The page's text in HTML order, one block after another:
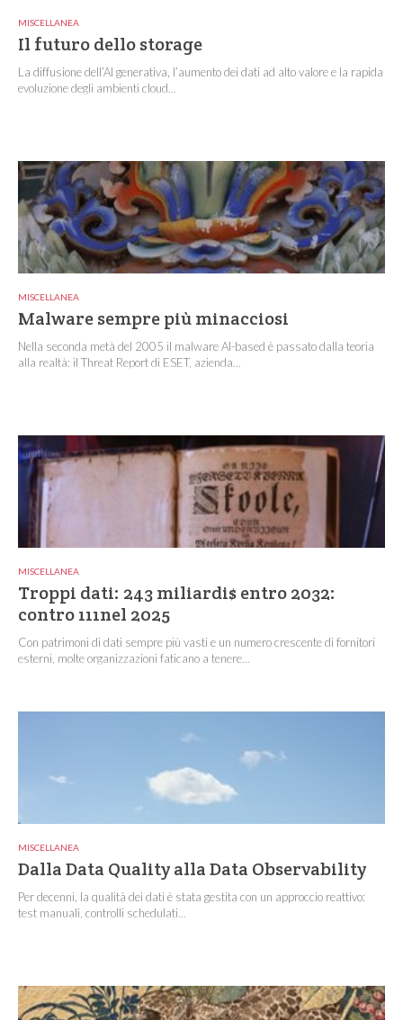
MISCELLANEA
Il futuro dello storage
La diffusione dell’AI generativa, l’aumento dei dati ad alto valore e la rapida
evoluzione degli ambienti cloud...
MISCELLANEA
Malware sempre più minacciosi
Nella seconda metà del 2005 il malware AI-based è passato dalla teoria
alla realtà: il Threat Report di ESET, azienda...
MISCELLANEA
Troppi dati: 243 miliardi$ entro 2032:
contro 111nel 2025
Con patrimoni di dati sempre più vasti e un numero crescente di fornitori
esterni, molte organizzazioni faticano a tenere...
MISCELLANEA
Dalla Data Quality alla Data Observability
Per decenni, la qualità dei dati è stata gestita con un approccio reattivo:
test manuali, controlli schedulati...